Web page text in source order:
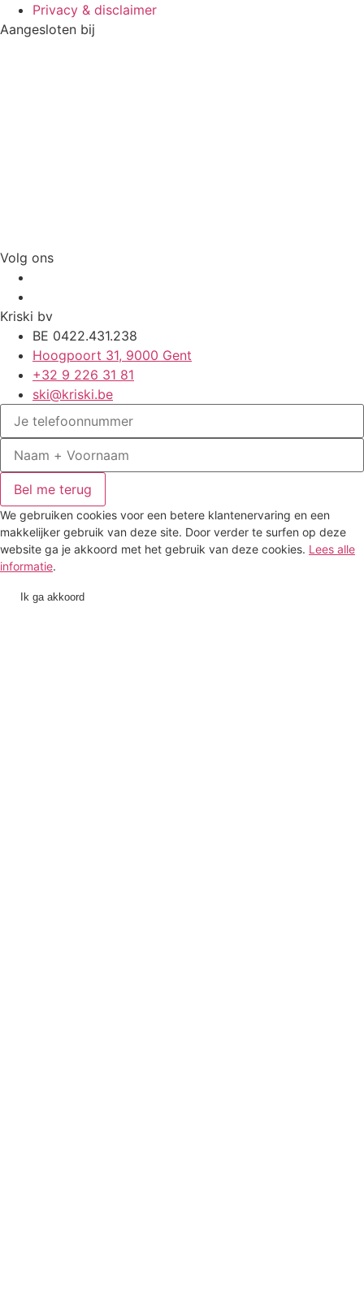
Privacy & disclaimer
Aangesloten bij
Volg ons
Kriski bv
BE 0422.431.238
Hoogpoort 31, 9000 Gent
+32 9 226 31 81
ski@kriski.be
Bel me terug
We gebruiken cookies voor een betere klantenervaring en een
makkelijker gebruik van deze site. Door verder te surfen op deze
website ga je akkoord met het gebruik van deze cookies. Lees alle
informatie.
Ik ga akkoord